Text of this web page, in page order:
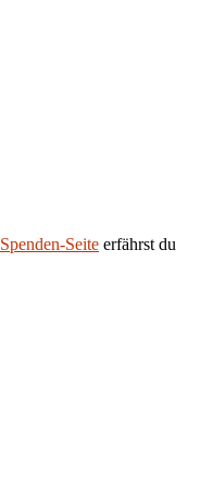
Spenden-Seite erfährst du